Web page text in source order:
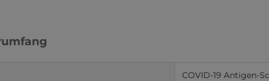
COVID-19 Antigen-